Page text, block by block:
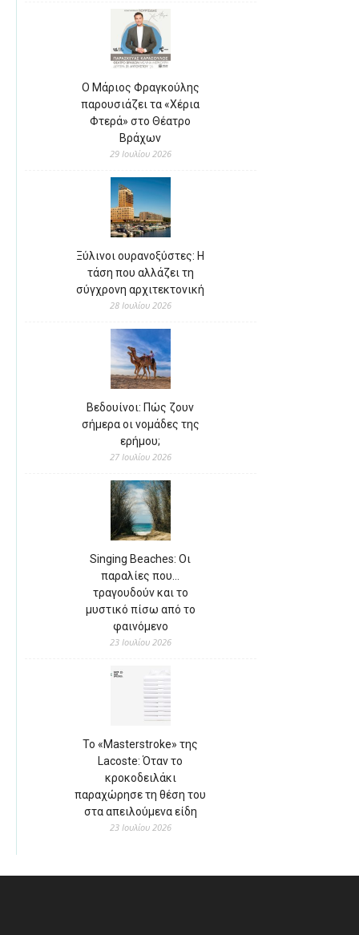
Ο Μάριος Φραγκούλης
παρουσιάζει τα «Χέρια
Φτερά» στο Θέατρο
Βράχων
29 Ιουλίου 2026
Ξύλινοι ουρανοξύστες: Η
τάση που αλλάζει τη
σύγχρονη αρχιτεκτονική
28 Ιουλίου 2026
Βεδουίνοι: Πώς ζουν
σήμερα οι νομάδες της
ερήμου;
27 Ιουλίου 2026
Singing Beaches: Οι
παραλίες που…
τραγουδούν και το
μυστικό πίσω από το
φαινόμενο
23 Ιουλίου 2026
Το «Masterstroke» της
Lacoste: Όταν το
κροκοδειλάκι
παραχώρησε τη θέση του
στα απειλούμενα είδη
23 Ιουλίου 2026